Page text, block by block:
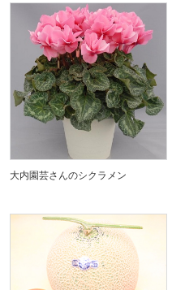
大内園芸さんのシクラメン